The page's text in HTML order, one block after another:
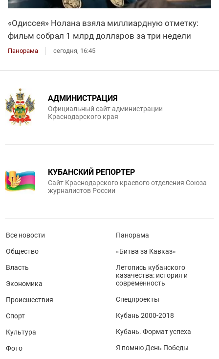
«Одиссея» Нолана взяла миллиардную отметку:
фильм собрал 1 млрд долларов за три недели
Панорама сегодня, 16:45
АДМИНИСТРАЦИЯ
Официальный сайт администрации
Краснодарского края
КУБАНСКИЙ РЕПОРТЕР
Сайт Краснодарского краевого отделения Союза
журналистов России
Все новости
Общество
Власть
Экономика
Происшествия
Спорт
Культура
Фото
Панорама
«Битва за Кавказ»
Летопись кубанского
казачества: история и
современность
Спецпроекты
Кубань 2000-2018
Кубань. Формат успеха
Я помню День Победы